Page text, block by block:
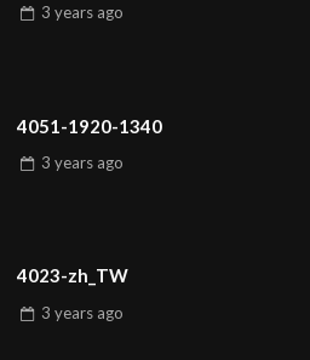
3 years ago
4051-1920-1340
3 years ago
4023-zh_TW
3 years ago